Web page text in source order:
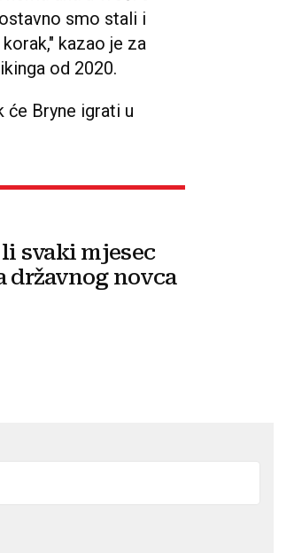
smo stali i
kazao je za
od 2020.
će Bryne igrati u
svaki mjesec
državnog novca